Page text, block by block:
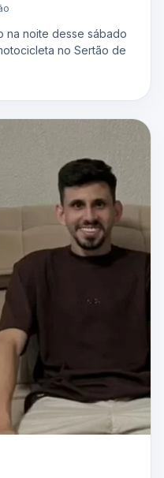
na noite desse sábado
no Sertão de